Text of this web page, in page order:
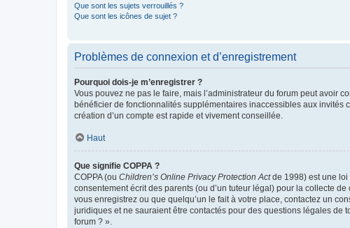
Que sont les sujets verrouillés ?
Que sont les icônes de sujet ?
Problèmes de connexion et d’enregistrement
Pourquoi dois-je m’enregistrer ?
Vous pouvez ne pas le faire, mais l’administrateur du forum peut avoir
bénéficier de fonctionnalités supplémentaires inaccessibles aux invités
création d’un compte est rapide et vivement conseillée.
Haut
Que signifie COPPA ?
COPPA (ou Children’s Online Privacy Protection Actde 1998) est une loi
consentement écrit des parents (ou d’un tuteur légal) pour la collecte
vous enregistrez ou que quelqu’un le fait à votre place, contactez un
juridiques et ne sauraient être contactés pour des questions légales de
forum ? ».